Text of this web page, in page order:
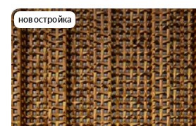
новостройка